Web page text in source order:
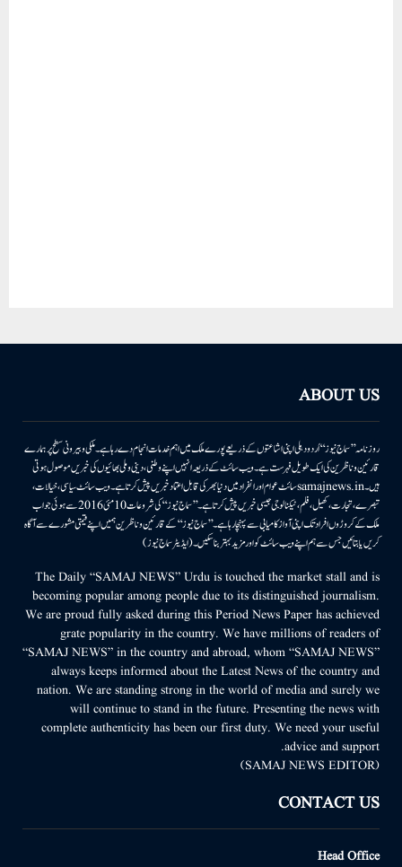
ABOUT US
روزنامہ ’’سماج نیوز‘‘ اُردو دہلی اپنی اشاعتوں کے ذریعے پورے ملک میں اہم خدمات انجام دے رہا ہے۔ ملکی وبیرونی سطح پر ہمارے
قارئین وناظرین کی ایک طویل فہرست ہے۔ ویب سائٹ کے ذریعہ انہیں اپنے وطنی، دینی وملی بھائیوں کی خبریں موصول ہوتی
ہیں۔samajnews.inسائٹ عوام اور انفراد میں دنیا بھر کی قابل اعتماد خبریں پیش کرتا ہے۔ ویب سائٹ سیاسی، خیالات،
تبصرے، تجارت، کھیل، فلم، ٹیکنالوجی جیسی خبریں پیش کرتا ہے۔ ’’سماج نیوز‘‘ کی شروعات 10مئی 2016 سے ہوئی جو اب
ملک کے کروڑوں افراد تک اپنی آواز کامیابی سے پہنچا رہا ہے۔ ’’سماج نیوز‘‘ کے قارئین وناظرین ہمیں اپنے قیمتی مشورے سے آگاہ
کریں یا بتائیں جس سے ہم اپنے ویب سائٹ کو اور مزید بہتر بناسکیں۔ (ایڈیٹر سماج نیوز)
The Daily “SAMAJ NEWS” Urdu is touched the market stall and is
becoming popular among people due to its distinguished journalism.
We are proud fully asked during this Period News Paper has achieved
grate popularity in the country. We have millions of readers of
“SAMAJ NEWS” in the country and abroad, whom “SAMAJ NEWS”
always keeps informed about the Latest News of the country and
nation. We are standing strong in the world of media and surely we
will continue to stand in the future. Presenting the news with
complete authenticity has been our first duty. We need your useful
advice and support.
(SAMAJ NEWS EDITOR)
CONTACT US
Head Office